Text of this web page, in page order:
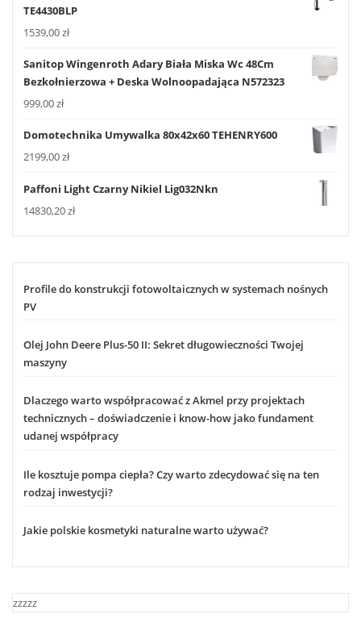
TE4430BLP
1539,00zł
Sanitop Wingenroth Adary Biała Miska Wc 48Cm
Bezkołnierzowa + Deska Wolnoopadająca N572323
999,00zł
Domotechnika Umywalka 80x42x60 TEHENRY600
2199,00zł
Paffoni Light Czarny Nikiel Lig032Nkn
14830,20zł
Profile do konstrukcji fotowoltaicznych w systemach nośnych
PV
Olej John Deere Plus-50 II: Sekret długowieczności Twojej
maszyny
Dlaczego warto współpracować z Akmel przy projektach
technicznych – doświadczenie i know-how jako fundament
udanej współpracy
Ile kosztuje pompa ciepła? Czy warto zdecydować się na ten
rodzaj inwestycji?
Jakie polskie kosmetyki naturalne warto używać?
zzzzz